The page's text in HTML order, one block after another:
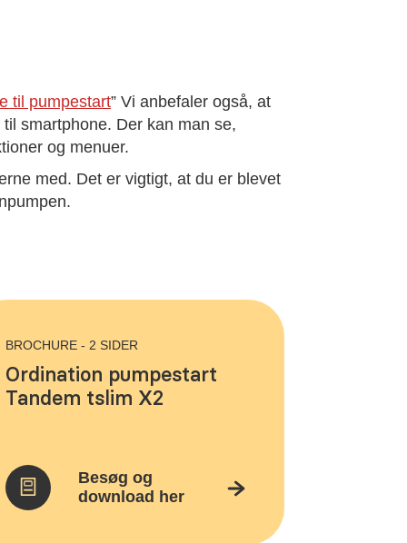
til pumpestart” Vi anbefaler også, at
smartphone. Der kan man se,
og menuer.
med. Det er vigtigt, at du er blevet
BROCHURE - 2 SIDER
Ordination pumpestart
Tandem tslim X2
Besøg og
download her